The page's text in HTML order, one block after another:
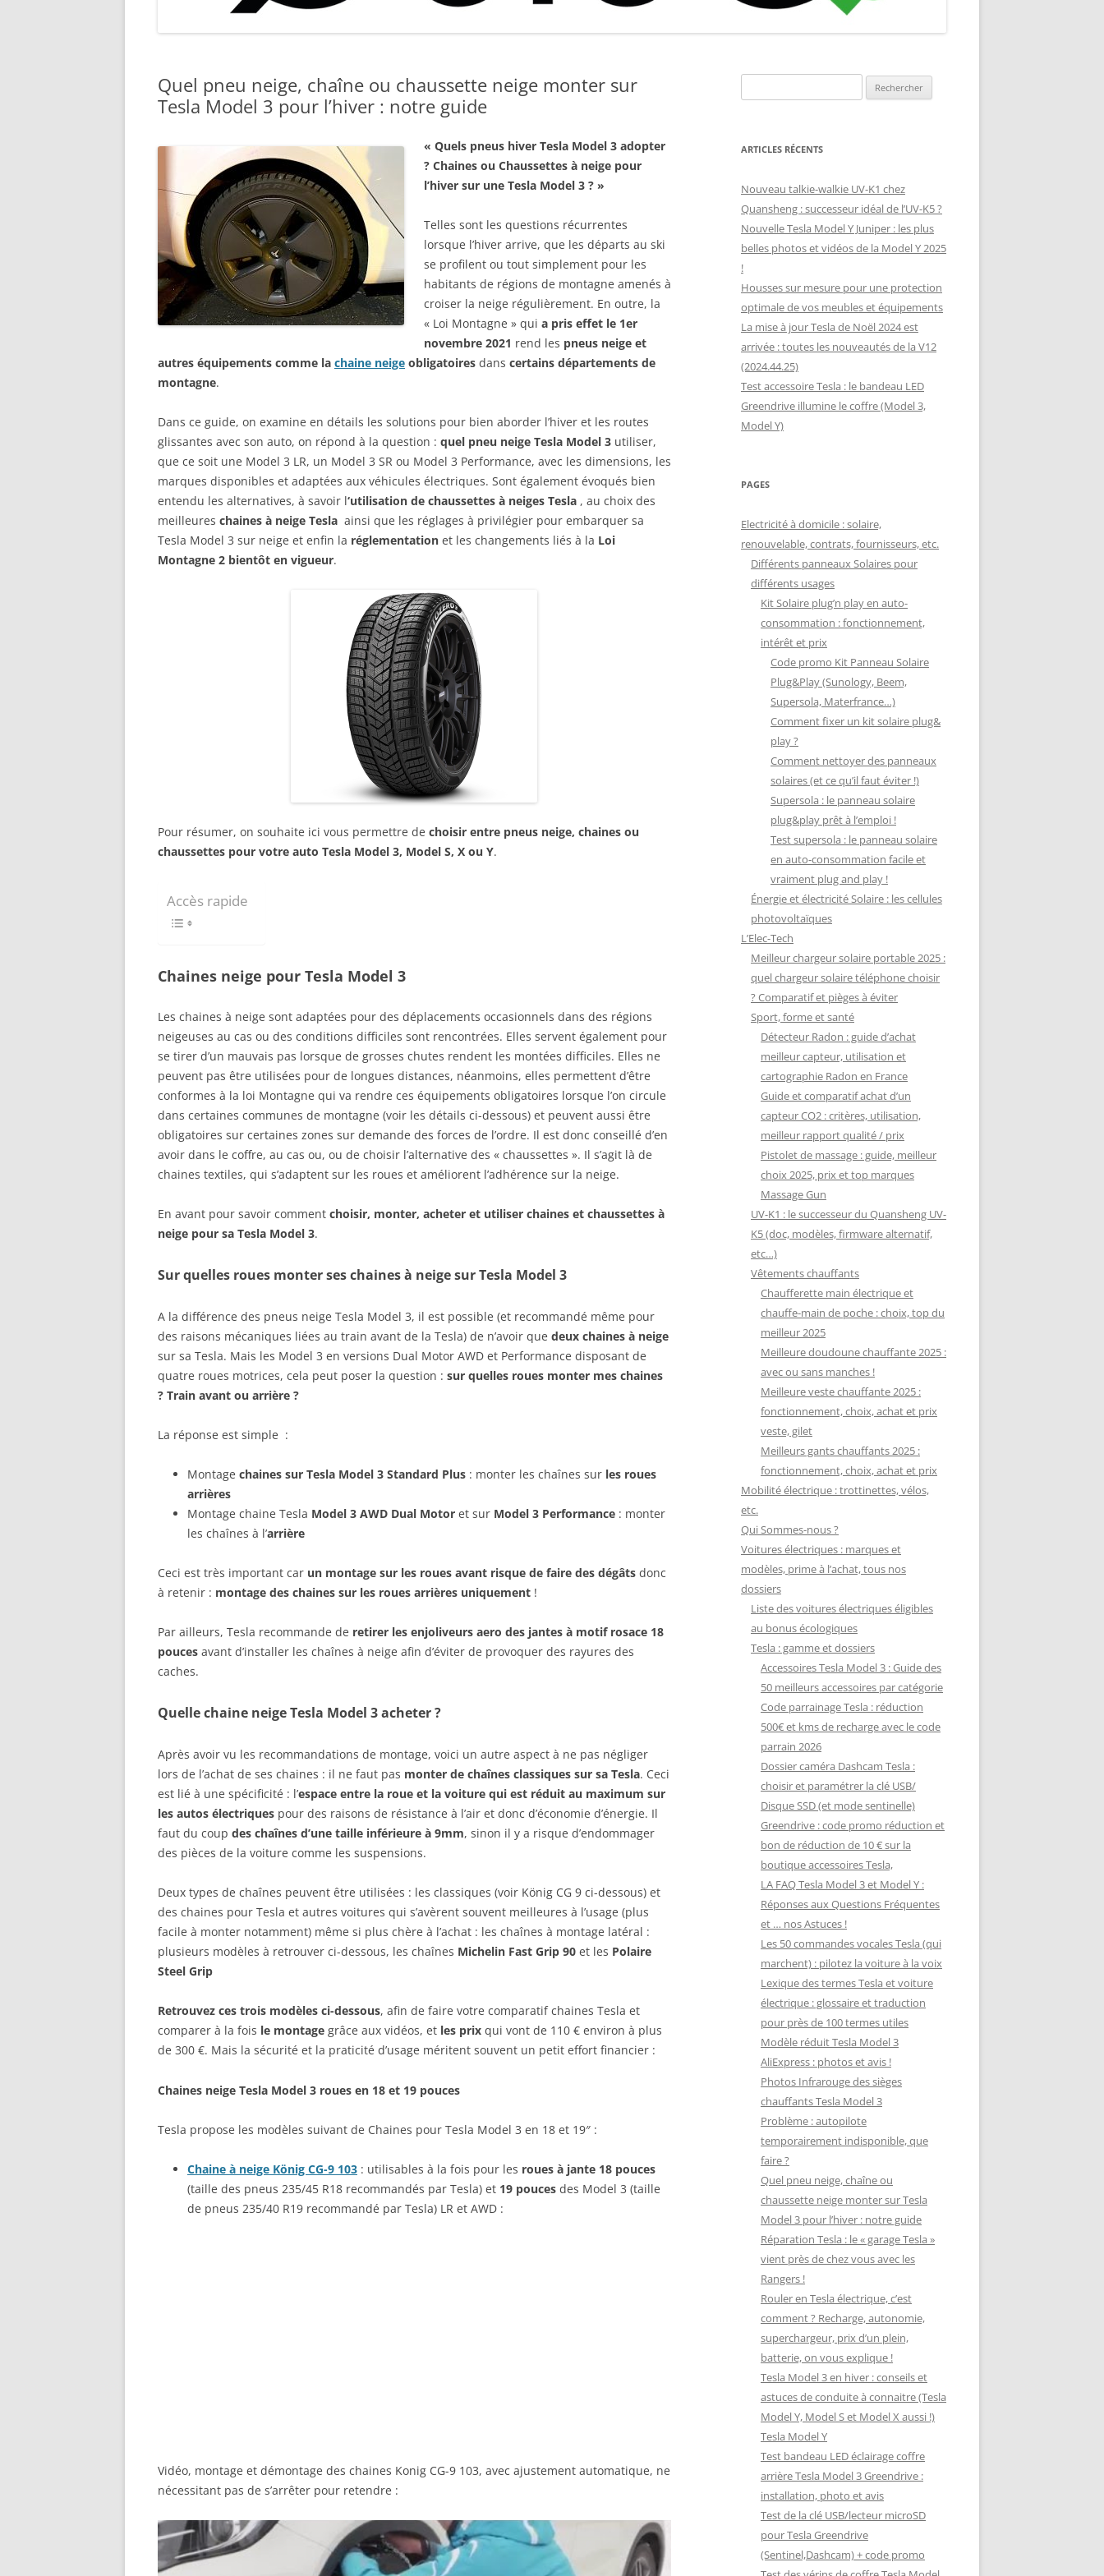
TEST BANDEAU LED ÉCLAIRAGE
MODEL Y ET MODEL 3
GREENDRIVE
QUESTIONS FRÉQUENTES ET
ASTUCES !
CHOISIR ET PARAMÉTRER CLÉ
USB/ DISQUE SSD
GREENDRIVE : CODE PROMO
RÉDUCTION ET BON DE
RÉPARATION TESLA : LE « GARAGE
TESLA » CHEZ VOUS
TESLA MODEL 3/Y EN HIVER :
CONSEILS DE CONDUITE
LES 50 COMMANDES VOCALES
PROBLÈME : AUTOPILOTE
TEMPORAIREMENT INDISPONIBLE,
QUE FAIRE ?
MODÈLE RÉDUIT TESLA MODEL 3
ALIEXPRESS : PHOTOS ET AVIS !
TESLA MODEL Y
PHOTOS INFRAROUGE DES SIÈGES
CHAUFFANTS TESLA MODEL 3
GREENDRIVE
TEST DES VÉRINS DE COFFRE
TESLA MODEL 3 À REMONTÉE
AUTOMATIQUE DE GREENDRIVE
LEXIQUE TESLA : 100 TERMES À
CONNAITRE
TROTTINETTES, VÉLOS, ETC.
GUIDE ET COMPARATIF ACHATCODE PROMO KIT PANNEAU
CHARGEUR SOLAIRE TÉLÉPHONE
CHOISIR ? COMPARATIF ET PIÈGES
Quel pneu neige, chaîne ou chaussette neige monter sur
Tesla Model 3 pour l’hiver : notre guide
« Quels pneus hiver Tesla Model 3 adopter
? Chaines ou Chaussettes à neige pour
l’hiver sur une Tesla Model 3 ? »
Telles sont les questions récurrentes
lorsque l’hiver arrive, que les départs au ski
se profilent ou tout simplement pour les
habitants de régions de montagne amenés à
croiser la neige régulièrement. En outre, la
« Loi Montagne » qui a pris effet le 1er
novembre 2021 rend les pneus neige et
autres équipements comme la chaine neige obligatoires dans certains départements de
montagne.
Dans ce guide, on examine en détails les solutions pour bien aborder l’hiver et les routes
glissantes avec son auto, on répond à la question : quel pneu neige Tesla Model 3 utiliser,
que ce soit une Model 3 LR, un Model 3 SR ou Model 3 Performance, avec les dimensions, les
marques disponibles et adaptées aux véhicules électriques. Sont également évoqués bien
entendu les alternatives, à savoir l‘utilisation de chaussettes à neiges Tesla , au choix des
meilleures chaines à neige Tesla ainsi que les réglages à privilégier pour embarquer sa
Tesla Model 3 sur neige et enfin la réglementation et les changements liés à la Loi
Montagne 2 bientôt en vigueur.
Pour résumer, on souhaite ici vous permettre de choisir entre pneus neige, chaines ou
chaussettes pour votre auto Tesla Model 3, Model S, X ou Y.
Accès rapide
Chaines neige pour Tesla Model 3
Les chaines à neige sont adaptées pour des déplacements occasionnels dans des régions
neigeuses au cas ou des conditions difficiles sont rencontrées. Elles servent également pour
se tirer d’un mauvais pas lorsque de grosses chutes rendent les montées difficiles. Elles ne
peuvent pas être utilisées pour de longues distances, néanmoins, elles permettent d’être
conformes à la loi Montagne qui va rendre ces équipements obligatoires lorsque l’on circule
dans certaines communes de montagne (voir les détails ci-dessous) et peuvent aussi être
obligatoires sur certaines zones sur demande des forces de l’ordre. Il est donc conseillé d’en
avoir dans le coffre, au cas ou, ou de choisir l’alternative des « chaussettes ». Il s’agit là de
chaines textiles, qui s’adaptent sur les roues et améliorent l’adhérence sur la neige.
En avant pour savoir comment choisir, monter, acheter et utiliser chaines et chaussettes à
neige pour sa Tesla Model 3.
Sur quelles roues monter ses chaines à neige sur Tesla Model 3
A la différence des pneus neige Tesla Model 3, il est possible (et recommandé même pour
des raisons mécaniques liées au train avant de la Tesla) de n’avoir que deux chaines à neige
sur sa Tesla. Mais les Model 3 en versions Dual Motor AWD et Performance disposant de
quatre roues motrices, cela peut poser la question : sur quelles roues monter mes chaines
? Train avant ou arrière ?
La réponse est simple :
Montage chaines sur Tesla Model 3 Standard Plus : monter les chaînes sur les roues
arrières
Montage chaine Tesla Model 3 AWD Dual Motor et sur Model 3 Performance : monter
les chaînes à l’arrière
Ceci est très important car un montage sur les roues avant risque de faire des dégâts donc
à retenir : montage des chaines sur les roues arrières uniquement !
Par ailleurs, Tesla recommande de retirer les enjoliveurs aero des jantes à motif rosace 18
pouces avant d’installer les chaînes à neige afin d’éviter de provoquer des rayures des
caches.
Quelle chaine neige Tesla Model 3 acheter ?
Après avoir vu les recommandations de montage, voici un autre aspect à ne pas négliger
lors de l’achat de ses chaines : il ne faut pas monter de chaînes classiques sur sa Tesla. Ceci
est lié à une spécificité : l’espace entre la roue et la voiture qui est réduit au maximum sur
les autos électriques pour des raisons de résistance à l’air et donc d’économie d’énergie. Il
faut du coup des chaînes d’une taille inférieure à 9mm, sinon il y a risque d’endommager
des pièces de la voiture comme les suspensions.
Deux types de chaînes peuvent être utilisées : les classiques (voir König CG 9 ci-dessous) et
des chaines pour Tesla et autres voitures qui s’avèrent souvent meilleures à l’usage (plus
facile à monter notamment) même si plus chère à l’achat : les chaînes à montage latéral :
plusieurs modèles à retrouver ci-dessous, les chaînes Michelin Fast Grip 90 et les Polaire
Steel Grip
Retrouvez ces trois modèles ci-dessous, afin de faire votre comparatif chaines Tesla et
comparer à la fois le montage grâce aux vidéos, et les prix qui vont de 110 € environ à plus
de 300 €. Mais la sécurité et la praticité d’usage méritent souvent un petit effort financier :
Chaines neige Tesla Model 3 roues en 18 et 19 pouces
Tesla propose les modèles suivant de Chaines pour Tesla Model 3 en 18 et 19″ :
Chaine à neige König CG-9 103 : utilisables à la fois pour les roues à jante 18 pouces
(taille des pneus 235/45 R18 recommandés par Tesla) et 19 pouces des Model 3 (taille
de pneus 235/40 R19 recommandé par Tesla) LR et AWD :
Vidéo, montage et démontage des chaines Konig CG-9 103, avec ajustement automatique, ne
nécessitant pas de s’arrêter pour retendre :
ARTICLES RÉCENTS
Nouveau talkie-walkie UV-K1 chez
Quansheng : successeur idéal de l’UV-K5 ?
Nouvelle Tesla Model Y Juniper : les plus
belles photos et vidéos de la Model Y 2025
!
Housses sur mesure pour une protection
optimale de vos meubles et équipements
La mise à jour Tesla de Noël 2024 est
arrivée : toutes les nouveautés de la V12
(2024.44.25)
Test accessoire Tesla : le bandeau LED
Greendrive illumine le coffre (Model 3,
Model Y)
PAGES
Electricité à domicile : solaire,
renouvelable, contrats, fournisseurs, etc.
Différents panneaux Solaires pour
différents usages
Kit Solaire plug’n play en auto-
consommation : fonctionnement,
intérêt et prix
Code promo Kit Panneau Solaire
Plug&Play (Sunology, Beem,
Supersola, Materfrance…)
Comment fixer un kit solaire plug&
play ?
Comment nettoyer des panneaux
solaires (et ce qu’il faut éviter !)
Supersola : le panneau solaire
plug&play prêt à l’emploi !
Test supersola : le panneau solaire
en auto-consommation facile et
vraiment plug and play !
Énergie et électricité Solaire : les cellules
photovoltaïques
L’Elec-Tech
Meilleur chargeur solaire portable 2025 :
quel chargeur solaire téléphone choisir
? Comparatif et pièges à éviter
Sport, forme et santé
Détecteur Radon : guide d’achat
meilleur capteur, utilisation et
cartographie Radon en France
Guide et comparatif achat d’un
capteur CO2 : critères, utilisation,
meilleur rapport qualité / prix
Pistolet de massage : guide, meilleur
choix 2025, prix et top marques
Massage Gun
UV-K1 : le successeur du Quansheng UV-
K5 (doc, modèles, firmware alternatif,
etc…)
Vêtements chauffants
Chaufferette main électrique et
chauffe-main de poche : choix, top du
meilleur 2025
Meilleure doudoune chauffante 2025 :
avec ou sans manches !
Meilleure veste chauffante 2025 :
fonctionnement, choix, achat et prix
veste, gilet
Meilleurs gants chauffants 2025 :
fonctionnement, choix, achat et prix
Mobilité électrique : trottinettes, vélos,
etc.
Qui Sommes-nous ?
Voitures électriques : marques et
modèles, prime à l’achat, tous nos
dossiers
Liste des voitures électriques éligibles
au bonus écologiques
Tesla : gamme et dossiers
Accessoires Tesla Model 3 : Guide des
50 meilleurs accessoires par catégorie
Code parrainage Tesla : réduction
500€ et kms de recharge avec le code
parrain 2026
Dossier caméra Dashcam Tesla :
choisir et paramétrer la clé USB/
Disque SSD (et mode sentinelle)
Greendrive : code promo réduction et
bon de réduction de 10 € sur la
boutique accessoires Tesla,
LA FAQ Tesla Model 3 et Model Y :
Réponses aux Questions Fréquentes
et … nos Astuces !
Les 50 commandes vocales Tesla (qui
marchent) : pilotez la voiture à la voix
Lexique des termes Tesla et voiture
électrique : glossaire et traduction
pour près de 100 termes utiles
Modèle réduit Tesla Model 3
AliExpress : photos et avis !
Photos Infrarouge des sièges
chauffants Tesla Model 3
Problème : autopilote
temporairement indisponible, que
faire ?
Quel pneu neige, chaîne ou
chaussette neige monter sur Tesla
Model 3 pour l’hiver : notre guide
Réparation Tesla : le « garage Tesla »
vient près de chez vous avec les
Rangers !
Rouler en Tesla électrique, c’est
comment ? Recharge, autonomie,
superchargeur, prix d’un plein,
batterie, on vous explique !
Tesla Model 3 en hiver : conseils et
astuces de conduite à connaitre (Tesla
Model Y, Model S et Model X aussi !)
Tesla Model Y
Test bandeau LED éclairage coffre
arrière Tesla Model 3 Greendrive :
installation, photo et avis
Test de la clé USB/lecteur microSD
pour Tesla Greendrive
(Sentinel,Dashcam) + code promo